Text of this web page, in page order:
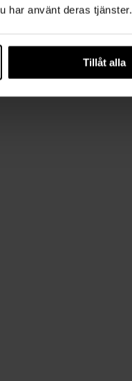
har använt deras tjänster.
Tillåt alla